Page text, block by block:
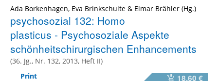
Ada Borkenhagen, Eva Brinkschulte & Elmar Brähler (Hg.)
psychosozial 132: Homo
plasticus - Psychosoziale Aspekte
schönheitschirurgischen Enhancements
(36. Jg., Nr. 132, 2013, Heft II)
Print
18,60 €